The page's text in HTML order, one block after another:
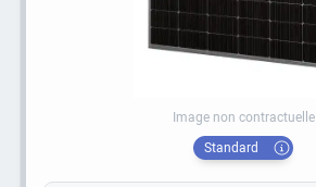
Image non contractuelle
Standard